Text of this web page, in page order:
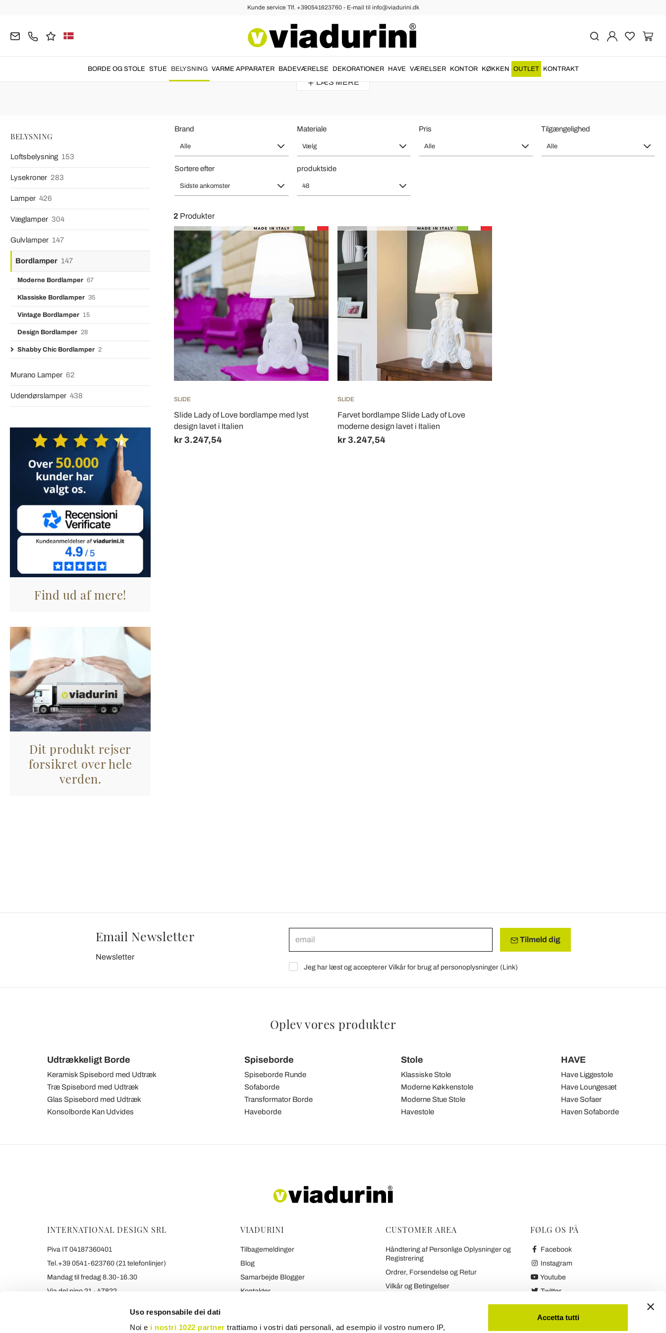
Uso responsabile dei dati
Noi e i nostri 1022 partner trattiamo i vostri dati personali, ad esempio il vostro numero IP,
Accetta tutti
Kunde service Tlf. +390541623760 - E-mail til info@viadurini.dk
BORDE OG STOLE STUE BELYSNING VARME APPARATER BADEVÆRELSE DEKORATIONER HAVE VÆRELSER KONTOR KØKKEN OUTLET KONTRAKT
Shabby Chic Bordlampe - Provencalsk og Romantisk stil lavet i Italien
romantiskelavet i Italien
LÆS MERE
BELYSNING
Loftsbelysning 153
Lysekroner 283
Lamper 426
Væglamper 304
Gulvlamper 147
Bordlamper 147
Moderne Bordlamper 67
Klassiske Bordlamper 35
Vintage Bordlamper 15
Design Bordlamper 28
Shabby Chic Bordlamper 2
Murano Lamper 62
Udendørslamper 438
Find ud af mere!
Dit produkt rejser
forsikret over hele
verden.
Brand
Alle
Materiale
Vælg
Pris
Alle
Tilgængelighed
Alle
Sortere efter
Sidste ankomster
produktside
48
2 Produkter
SLIDE
Slide Lady of Love bordlampe med lyst
design lavet i Italien
kr 3.247,54
SLIDE
Farvet bordlampe Slide Lady of Love
moderne design lavet i Italien
kr 3.247,54
Email Newsletter
Newsletter
Tilmeld dig
Jeg har læst og accepterer Vilkår for brug af personoplysninger (Link)
Oplev vores produkter
Udtrækkeligt Borde
Keramisk Spisebord med Udtræk
Træ Spisebord med Udtræk
Glas Spisebord med Udtræk
Konsolborde Kan Udvides
Spiseborde
Spiseborde Runde
Sofaborde
Transformator Borde
Haveborde
Stole
Klassiske Stole
Moderne Køkkenstole
Moderne Stue Stole
Havestole
HAVE
Have Liggestole
Have Loungesæt
Have Sofaer
Haven Sofaborde
INTERNATIONAL DESIGN SRL
Piva IT 04187360401
Tel.+39 0541-623760 (21 telefonlinjer)
Mandag til fredag 8.30-16.30
Via del pino 21 - 47822
VIADURINI
Tilbagemeldinger
Blog
Samarbejde Blogger
Kontakter
CUSTOMER AREA
Håndtering af Personlige Oplysninger og
Registrering
Ordrer, Forsendelse og Retur
Vilkår og Betingelser
Kontrakt
FØLG OS PÅ
Facebook
Instagram
Youtube
Twitter